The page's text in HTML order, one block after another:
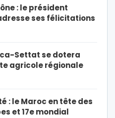
: le président
ses félicitations
Settat se dotera
agricole régionale
: le Maroc en tête des
et 17e mondial